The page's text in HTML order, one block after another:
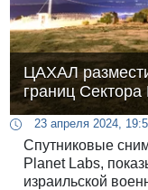
ЦАХАЛ
границ Сектора
23 апреля 2024,
Спутниковые
Planet Labs,
израильской